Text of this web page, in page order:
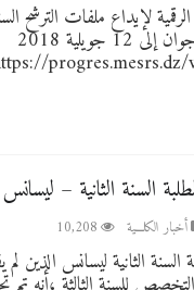
2019 من: 28 جوان إلى 12 جويلية 2018
https://
السنة الثانية – ليسانس
الكلـــية 10,208
الثانية ليسانس الذين لم